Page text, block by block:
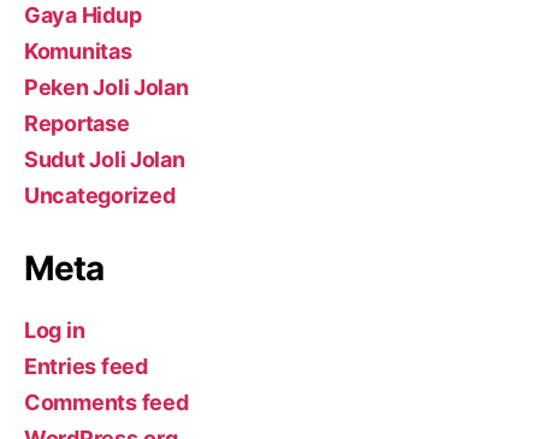
Gaya Hidup
Komunitas
Peken Joli Jolan
Reportase
Sudut Joli Jolan
Uncategorized
Meta
Log in
Entries feed
Comments feed